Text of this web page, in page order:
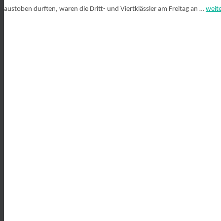
austoben durften, waren die Dritt- und Viertklässler am Freitag an …